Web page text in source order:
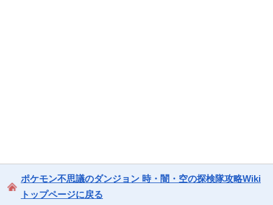
ポケモン不思議のダンジョン 時・闇・空の探検隊攻略Wiki
トップページに戻る